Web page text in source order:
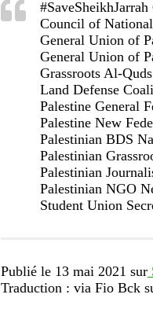
Council of
General Union of
General Union of
Grassroots Al-Quds
Land Defense
Palestine General
Palestine New
Palestinian BDS
Palestinian
Palestinian
Palestinian NGO
Student Union
Publié le 13 mai 2021 sur
Traduction : via Fio Bck